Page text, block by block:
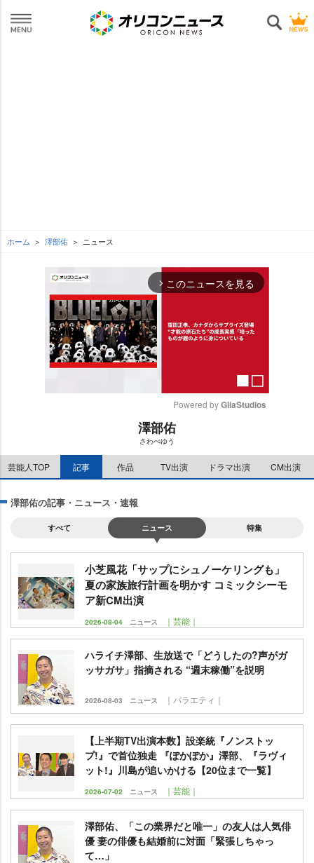
ホーム 澤部佑 ニュース
arrow_forward_ios このニュースを見る
e
Powered by GliaStudios
澤部佑
さわべゆう
芸能人TOP 記事 作品 TV出演 ドラマ出演 CM出演
澤部佑の記事・ニュース・速報
すべて ニュース 特集
小芝風花「サップにシュノーケリングも」
夏の家族旅行計画を明かす コミックシーモ
ア新CM出演
2026-08-04 ニュース ｜芸能｜
ハライチ澤部、生放送で「どうしたの?声がガ
ッサガサ」指摘される “週末稼働”を説明
2026-08-03 ニュース ｜バラエティ｜
【上半期TV出演本数】設楽統『ノンストッ
プ!』で首位独走 『ぽかぽか』澤部、『ラヴィ
ット!』川島が追いかける【20位まで一覧】
2026-07-02 ニュース ｜芸能｜
澤部佑、「この業界だと唯一」の友人は人気俳
優 妻の俳優も結婚前に対面「緊張しちゃっ
て…」